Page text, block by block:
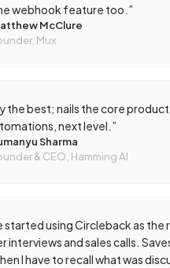
webhook feature too.”
McClure
Mux
the best; nails the core
next level.”
Sharma
& CEO, Hamming AI
started using Circleback as
interviews and sales calls.
I have to recall what was